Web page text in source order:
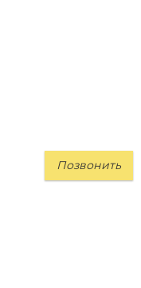
Позвонить